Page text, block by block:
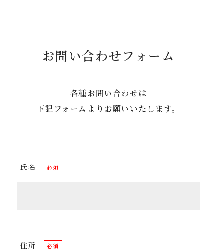
お問い合わせフォーム
各種お問い合わせは
下記フォームよりお願いいたします。
氏名 必須
住所 必須